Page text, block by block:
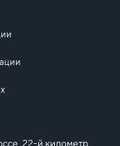
22-й километр,